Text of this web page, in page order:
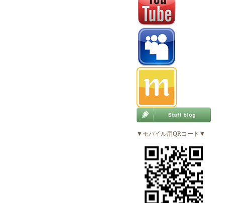
▼モバイル用QRコード▼